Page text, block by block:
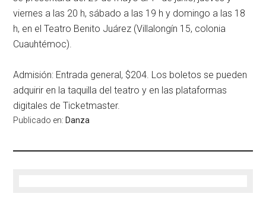
viernes a las 20 h, sábado a las 19 h y domingo a las 18
h, en elTeatro Benito Juárez (Villalongín 15, colonia
Cuauhtémoc).
Admisión: Entrada general, $204. Los boletos se pueden
adquirir en la taquilla del teatro y en las plataformas
digitales de Ticketmaster.
Publicado en: Danza